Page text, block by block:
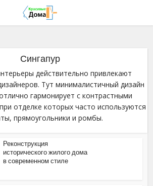
Сингапур
действительно привлекают
Тут минималистичный дизайн
гармонирует с контрастными
отделке которых часто используются
прямоугольники и ромбы.
Реконструкция
исторического жилого дома
в современном стиле